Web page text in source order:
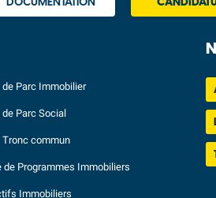
DOCUMENTATION
Parc Immobilier
Parc Social
commun
de Programmes Immobiliers
Immobiliers